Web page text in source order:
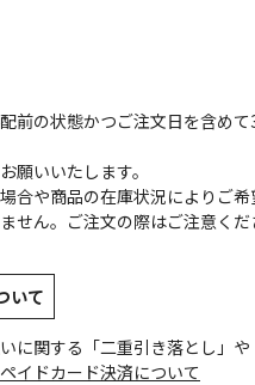
前の状態かつご注文日を含め
いいたします。
や商品の在庫状況によりご希
ん。ご注文の際はご注意くだ
いて
に関する「二重引き落とし」
イドカード決済について